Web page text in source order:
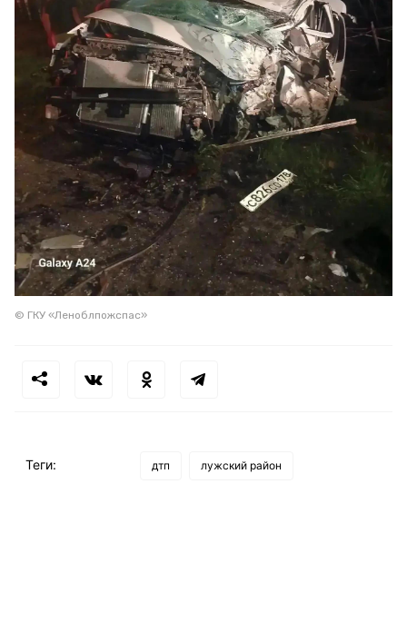
© ГКУ «Леноблпожспас»
Теги: дтп лужский район